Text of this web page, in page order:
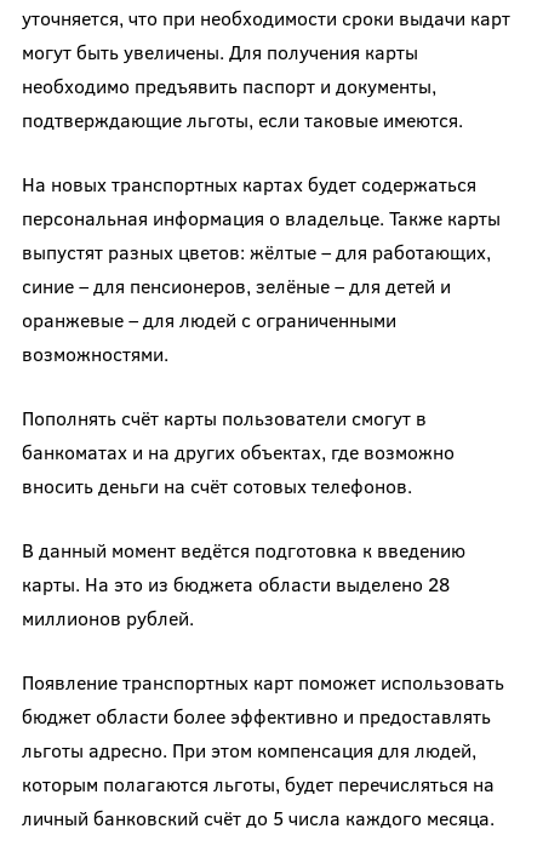
уточняется, что при необходимости сроки выдачи карт
могут быть увеличены. Для получения карты
необходимо предъявить паспорт и документы,
подтверждающие льготы, если таковые имеются.
На новых транспортных картах будет содержаться
персональная информация о владельце. Также карты
выпустят разных цветов: жёлтые – для работающих,
синие – для пенсионеров, зелёные – для детей и
оранжевые – для людей с ограниченными
возможностями.
Пополнять счёт карты пользователи смогут в
банкоматах и на других объектах, где возможно
вносить деньги на счёт сотовых телефонов.
В данный момент ведётся подготовка к введению
карты. На это из бюджета области выделено 28
миллионов рублей.
Появление транспортных карт поможет использовать
бюджет области более эффективно и предоставлять
льготы адресно. При этом компенсация для людей,
которым полагаются льготы, будет перечисляться на
личный банковский счёт до 5 числа каждого месяца.